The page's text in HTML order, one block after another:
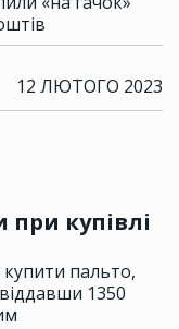
12 ЛЮТОГО 2023
купівлі
пальто,
1350